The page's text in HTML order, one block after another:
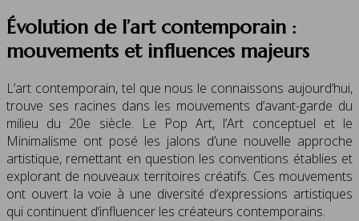
Évolution de l’art contemporain :
mouvements et influences majeurs
L’art contemporain, tel que nous le connaissons aujourd’hui,
trouve ses racines dans les mouvements d’avant-garde du
milieu du 20e siècle. Le Pop Art, l’Art conceptuel et le
Minimalisme ont posé les jalons d’une nouvelle approche
artistique, remettant en question les conventions établies et
explorant de nouveaux territoires créatifs. Ces mouvements
ont ouvert la voie à une diversité d’expressions artistiques
qui continuent d’influencer les créateurs contemporains.